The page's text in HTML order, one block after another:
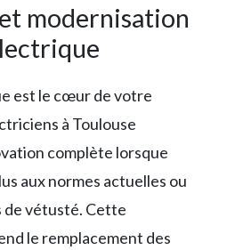
modernisation
est le cœur de votre
à Toulouse
complète lorsque
aux normes actuelles ou
de vétusté. Cette
le remplacement des